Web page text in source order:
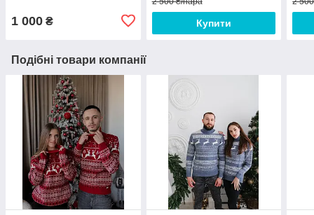
1 000 ₴ Купити
Подібні товари компанії